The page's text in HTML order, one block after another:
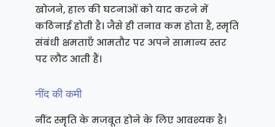
खोजने, हाल की घटनाओं को याद करने में
कठिनाई होती है। जैसे ही तनाव कम होता है, स्मृति
संबंधी क्षमताएँ आमतौर पर अपने सामान्य स्तर
पर लौट आती हैं।
नींद की कमी
नींद स्मृति के मजबूत होने के लिए आवश्यक है।